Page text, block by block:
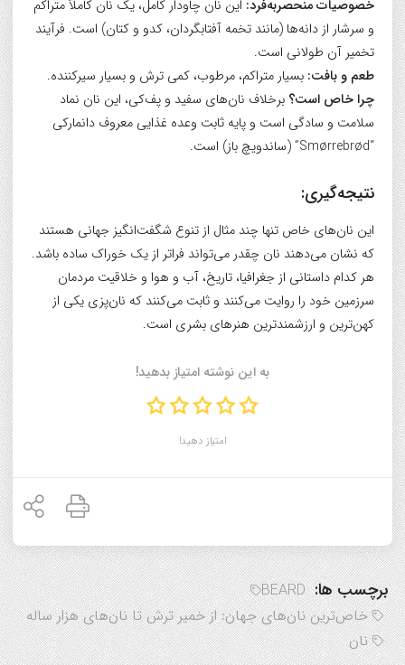
خصوصیات منحصربه‌فرد: این نان چاودار کامل، یک نان کاملاً متراکم
و سرشار از دانه‌ها (مانند تخمه آفتابگردان، کدو و کتان) است. فرآیند
تخمیر آن طولانی است.
طعم و بافت: بسیار متراکم، مرطوب، کمی ترش و بسیار سیرکننده.
چرا خاص است؟ برخلاف نان‌های سفید و پف‌کی، این نان نماد
سلامت و سادگی است و پایه ثابت وعده غذایی معروف دانمارکی
“Smørrebrød” (ساندویچ باز) است.
نتیجه‌گیری:
این نان‌های خاص تنها چند مثال از تنوع شگفت‌انگیز جهانی هستند
که نشان می‌دهند نان چقدر می‌تواند فراتر از یک خوراک ساده باشد.
هر کدام داستانی از جغرافیا، تاریخ، آب و هوا و خلاقیت مردمان
سرزمین خود را روایت می‌کنند و ثابت می‌کنند که نان‌پزی یکی از
کهن‌ترین و ارزشمندترین هنرهای بشری است.
به این نوشته امتیاز بدهید!
امتیاز دهید!
برچسب ها: BEARD
خاص‌ترین نان‌های جهان: از خمیر ترش تا نان‌های هزار ساله
نان